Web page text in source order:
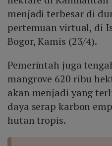
menjadi terbesar di
pertemuan virtual, di
Bogor, Kamis (23/4).
Pemerintah juga
mangrove 620 ribu
akan menjadi yang
daya serap karbon
hutan tropis.